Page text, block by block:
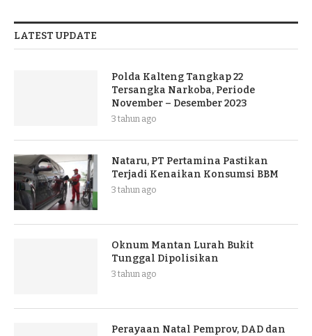
LATEST UPDATE
Polda Kalteng Tangkap 22
Tersangka Narkoba, Periode
November – Desember 2023
3 tahun ago
Nataru, PT Pertamina Pastikan
Terjadi Kenaikan Konsumsi BBM
3 tahun ago
Oknum Mantan Lurah Bukit
Tunggal Dipolisikan
3 tahun ago
Perayaan Natal Pemprov, DAD dan